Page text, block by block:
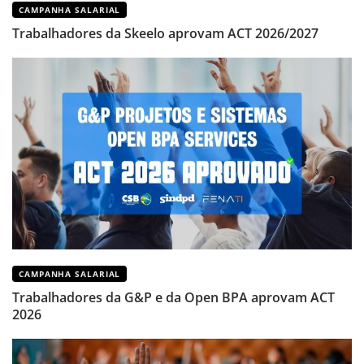
CAMPANHA SALARIAL
Trabalhadores da Skeelo aprovam ACT 2026/2027
CAMPANHA SALARIAL
Trabalhadores da G&P e da Open BPA aprovam ACT
2026